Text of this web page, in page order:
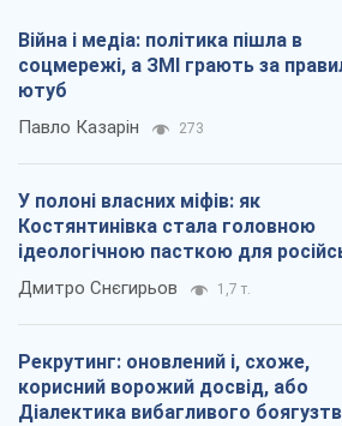
Війна і медіа: політика пішла в
соцмережі, а ЗМІ грають за
ютуб
Павло Казарін 273
У полоні власних міфів: як
Костянтинівка стала головною
ідеологічною пасткою для
окупантів
Дмитро Снєгирьов 1,7 т.
Рекрутинг: оновлений і, схоже,
корисний ворожий досвід, або
Діалектика вибагливого